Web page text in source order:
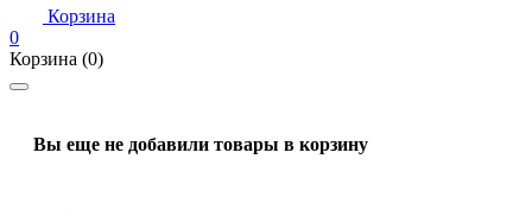
Корзина
0
Корзина (0)
Вы еще не добавили товары в корзину